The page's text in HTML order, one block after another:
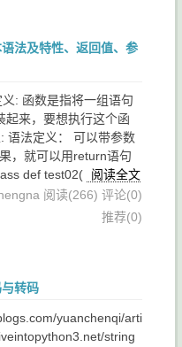
法及特性、返回值、参
: 函数是指将一组语句
起来，要想执行这个函
语法定义： 可以带参数
，就可以用return语句
def test02(
阅读全文
阅读(266) 评论(0)
推荐(0)
转码
yuanchenqi/arti
string